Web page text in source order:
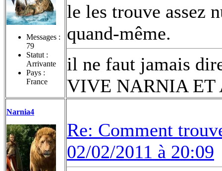
Messages :
79
Statut :
Arrivante
Pays :
France
le les trouve assez
quand-même.
il ne faut jamais
VIVE NARNIA ET
Narnia4
Re: Comment
02/02/2011 à 20:09